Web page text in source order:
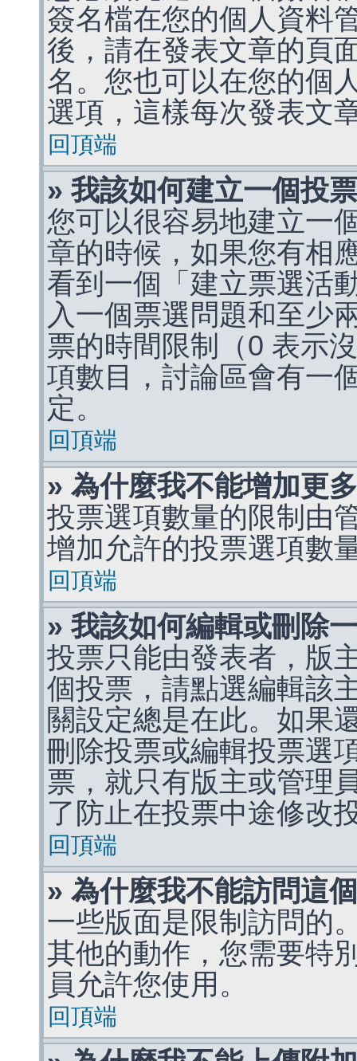
簽名檔在您的個人資料
後，請在發表文章的頁
名。您也可以在您的個
選項，這樣每次發表文
回頂端
» 我該如何建立一個投
您可以很容易地建立一
章的時候，如果您有相
看到一個「建立票選活
入一個票選問題和至少
票的時間限制（0 表示
項數目，討論區會有一
定。
回頂端
» 為什麼我不能增加更
投票選項數量的限制由
增加允許的投票選項數
回頂端
» 我該如何編輯或刪除
投票只能由發表者，版
個投票，請點選編輯該
關設定總是在此。如果
刪除投票或編輯投票選
票，就只有版主或管理
了防止在投票中途修改
回頂端
» 為什麼我不能訪問這
一些版面是限制訪問的
其他的動作，您需要特
員允許您使用。
回頂端